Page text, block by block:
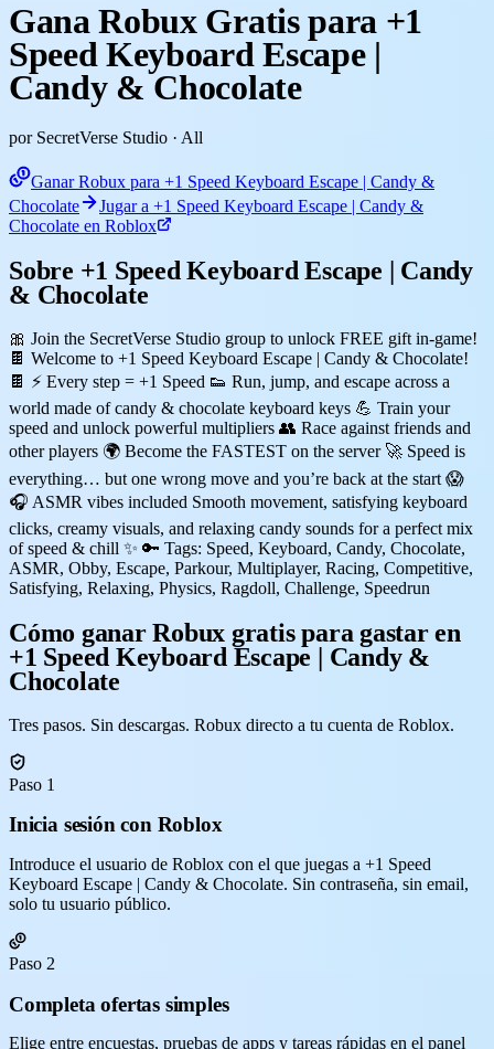
Gana Robux Gratis para +1
Speed Keyboard Escape |
Candy & Chocolate
por SecretVerse Studio · All
Ganar Robux para +1 Speed Keyboard Escape | Candy &
Chocolate
Jugar a +1 Speed Keyboard Escape | Candy &
Chocolate en Roblox
Sobre +1 Speed Keyboard Escape | Candy
& Chocolate
🎀 Join the SecretVerse Studio group to unlock FREE gift in-game!
🍫 Welcome to +1 Speed Keyboard Escape | Candy & Chocolate!
🍫 ⚡ Every step = +1 Speed 👟 Run, jump, and escape across a
world made of candy & chocolate keyboard keys 💪 Train your
speed and unlock powerful multipliers 👥 Race against friends and
other players 🌍 Become the FASTEST on the server 🚀 Speed is
everything… but one wrong move and you’re back at the start 😱
🎧 ASMR vibes included Smooth movement, satisfying keyboard
clicks, creamy visuals, and relaxing candy sounds for a perfect mix
of speed & chill ✨ 🔑 Tags: Speed, Keyboard, Candy, Chocolate,
ASMR, Obby, Escape, Parkour, Multiplayer, Racing, Competitive,
Satisfying, Relaxing, Physics, Ragdoll, Challenge, Speedrun
Cómo ganar Robux gratis para gastar en
+1 Speed Keyboard Escape | Candy &
Chocolate
Tres pasos. Sin descargas. Robux directo a tu cuenta de Roblox.
Paso 1
Inicia sesión con Roblox
Introduce el usuario de Roblox con el que juegas a +1 Speed
Keyboard Escape | Candy & Chocolate. Sin contraseña, sin email,
solo tu usuario público.
Paso 2
Completa ofertas simples
Elige entre encuestas, pruebas de apps y tareas rápidas en el panel